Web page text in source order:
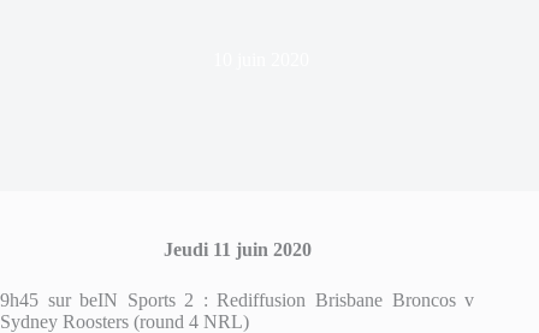
Jeudi 11 juin 2020
9h45 sur beIN Sports 2 : Rediffusion Brisbane Broncos v
Sydney Roosters (round 4 NRL)